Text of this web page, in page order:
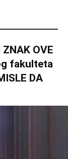
ZNAK OVE
fakulteta
DA